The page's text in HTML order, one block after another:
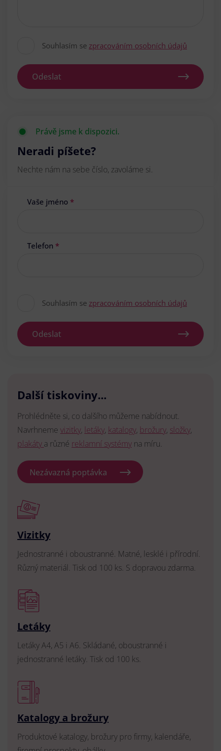
Souhlasím se zpracováním osobních údajů
Odeslat
Právě jsme k dispozici.
Neradi píšete?
Nechte nám na sebe číslo, zavoláme si.
Vaše jméno *
Telefon *
Souhlasím se zpracováním osobních údajů
Odeslat
Další tiskoviny...
Prohlédněte si, co dalšího můžeme nabídnout.
Navrhneme vizitky, letáky, katalogy, brožury, složky,
plakáty a různé reklamní systémy na míru.
Nezávazná poptávka
Vizitky
Jednostranné i oboustranné. Matné, lesklé i přírodní.
Různý materiál. Tisk od 100 ks. S dopravou zdarma.
Letáky
Letáky A4, A5 i A6. Skládané, oboustranné i
jednostranné letáky. Tisk od 100 ks.
Katalogy a brožury
Produktové katalogy, brožury pro firmy, kalendáře,